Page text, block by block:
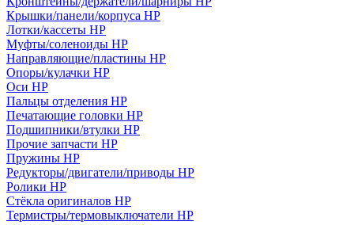
Крышки/панели/корпуса HP
Лотки/кассеты HP
Муфты/соленоиды HP
Направляющие/пластины HP
Опоры/кулачки HP
Оси HP
Пальцы отделения HP
Печатающие головки HP
Подшипники/втулки HP
Прочие запчасти HP
Пружины HP
Редукторы/двигатели/приводы HP
Ролики HP
Стёкла оригиналов HP
Термистры/термовыключатели HP